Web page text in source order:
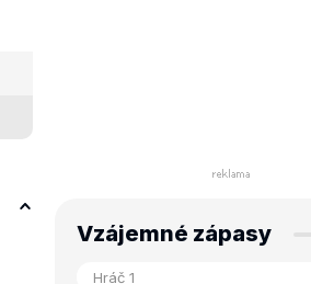
Vzájemné zápasy